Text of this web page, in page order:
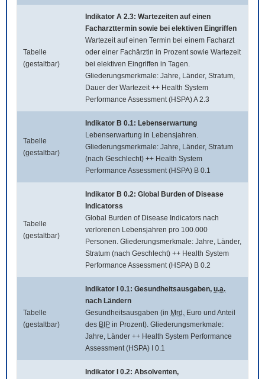
Tabelle
(gestaltbar)
Indikator A 2.3: Wartezeiten auf einen
Facharzttermin sowie bei elektiven Eingriffen
Wartezeit auf einen Termin bei einem Facharzt
oder einer Fachärztin in Prozent sowie Wartezeit
bei elektiven Eingriffen in Tagen.
Gliederungsmerkmale: Jahre, Länder, Stratum,
Dauer der Wartezeit ++ Health System
Performance Assessment (HSPA) A 2.3
Tabelle
(gestaltbar)
Indikator B 0.1: Lebenserwartung
Lebenserwartung in Lebensjahren.
Gliederungsmerkmale: Jahre, Länder, Stratum
(nach Geschlecht) ++ Health System
Performance Assessment (HSPA) B 0.1
Tabelle
(gestaltbar)
Indikator B 0.2: Global Burden of Disease
Indicatorss
Global Burden of Disease Indicators nach
verlorenen Lebensjahren pro 100.000
Personen. Gliederungsmerkmale: Jahre, Länder,
Stratum (nach Geschlecht) ++ Health System
Performance Assessment (HSPA) B 0.2
Tabelle
(gestaltbar)
Indikator I 0.1: Gesundheitsausgaben, u.a.
nach Ländern
Gesundheitsausgaben (in Mrd. Euro und Anteil
des BIP in Prozent). Gliederungsmerkmale:
Jahre, Länder ++ Health System Performance
Assessment (HSPA) I 0.1
Indikator I 0.2: Absolventen,